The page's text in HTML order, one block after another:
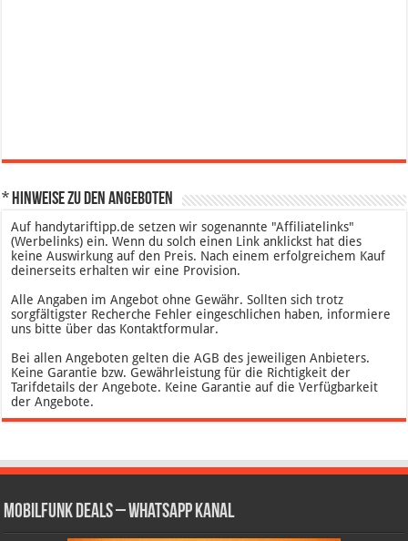
* Hinweise zu den Angeboten
Auf handytariftipp.de setzen wir sogenannte "Affiliatelinks"
(Werbelinks) ein. Wenn du solch einen Link anklickst hat dies
keine Auswirkung auf den Preis. Nach einem erfolgreichem Kauf
deinerseits erhalten wir eine Provision.
Alle Angaben im Angebot ohne Gewähr. Sollten sich trotz
sorgfältigster Recherche Fehler eingeschlichen haben, informiere
uns bitte über das Kontaktformular.
Bei allen Angeboten gelten die AGB des jeweiligen Anbieters.
Keine Garantie bzw. Gewährleistung für die Richtigkeit der
Tarifdetails der Angebote. Keine Garantie auf die Verfügbarkeit
der Angebote.
Mobilfunk Deals – WhatsApp Kanal